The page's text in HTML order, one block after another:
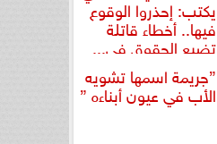
يكتب: إحذروا الوقوع
فيها.. أخطاء قاتلة
تضيع الحقوق في...
”جريمة اسمها تشويه
الأب في عيون أبناءه ”